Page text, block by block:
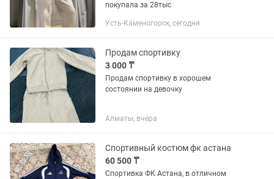
покупала за 28тыс
Усть-Каменогорск, сегодня
Продам спортивку
3 000 ₸
Продам спортивку в хорошем
состоянии на девочку
Алматы, вчера
Спортивный костюм фк астана
60 500 ₸
Спортивка ФК Астана, в отличном